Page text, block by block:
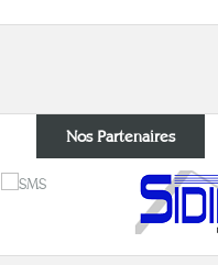
Nos Partenaires